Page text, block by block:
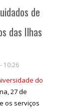
de
das Ilhas
10:26
do
27 de
os serviços